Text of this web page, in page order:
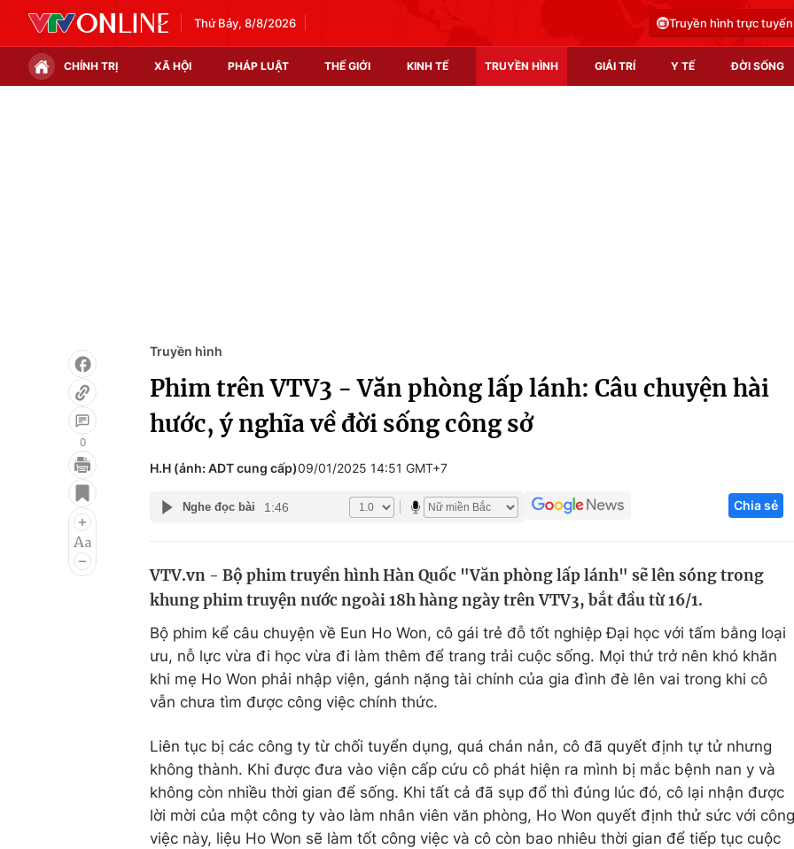
Thứ Bảy, 8/8/2026 Truyền hình trực tuyến
CHÍNH TRỊ XÃ HỘI PHÁP LUẬT THẾ GIỚI KINH TẾ TRUYỀN HÌNH GIẢI TRÍ Y TẾ ĐỜI SỐNG
Infographic
Điện ảnh
Âm nhạc
Du lịch
Chất lượng cuộc sống
Tuyển sinh
Hitech Công
Thị trường
0
Truyền hình
Phim trên VTV3 - Văn phòng lấp lánh: Câu chuyện hài
hước, ý nghĩa về đời sống công sở
H.H (ảnh: ADT cung cấp)09/01/2025 14:51 GMT+7
Nghe đọc bài 1:46 Chia sẻ
VTV.vn - Bộ phim truyền hình Hàn Quốc "Văn phòng lấp lánh" sẽ lên sóng trong
khung phim truyện nước ngoài 18h hàng ngày trên VTV3, bắt đầu từ 16/1.
Bộ phim kể câu chuyện về Eun Ho Won, cô gái trẻ đỗ tốt nghiệp Đại học với tấm bằng loại
ưu, nỗ lực vừa đi học vừa đi làm thêm để trang trải cuộc sống. Mọi thứ trở nên khó khăn
khi mẹ Ho Won phải nhập viện, gánh nặng tài chính của gia đình đè lên vai trong khi cô
vẫn chưa tìm được công việc chính thức.
Liên tục bị các công ty từ chối tuyển dụng, quá chán nản, cô đã quyết định tự tử nhưng
không thành. Khi được đưa vào viện cấp cứu cô phát hiện ra mình bị mắc bệnh nan y và
không còn nhiều thời gian để sống. Khi tất cả đã sụp đổ thì đúng lúc đó, cô lại nhận được
lời mời của một công ty vào làm nhân viên văn phòng, Ho Won quyết định thử sức với công
việc này, liệu Ho Won sẽ làm tốt công việc và cô còn bao nhiêu thời gian để tiếp tục cuộc